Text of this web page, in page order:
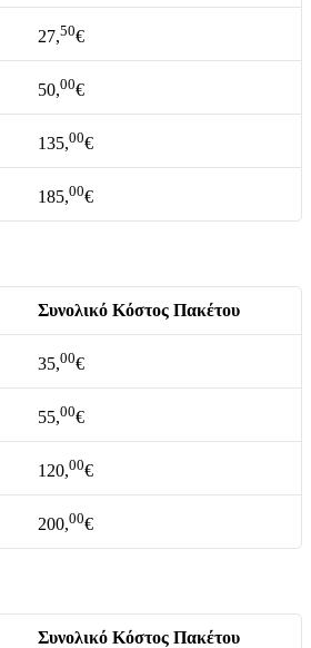
27,50€
50,00€
135,00€
185,00€
Συνολικό Κόστος Πακέτου
35,00€
55,00€
120,00€
200,00€
Συνολικό Κόστος Πακέτου